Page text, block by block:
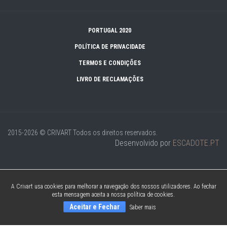
PORTUGAL 2020
POLÍTICA DE PRIVACIDADE
TERMOS E CONDIÇÕES
LIVRO DE RECLAMAÇÕES
2015-2026 © CRIVARTTodos os direitos reservados.
Desenvolvido por ESCADOTE.PT
A Crivart usa cookies para melhorar a navegação dos nossos utilizadores. Ao fechar
esta mensagem aceita a nossa política de cookies.
Aceitar e Fechar Saber mais